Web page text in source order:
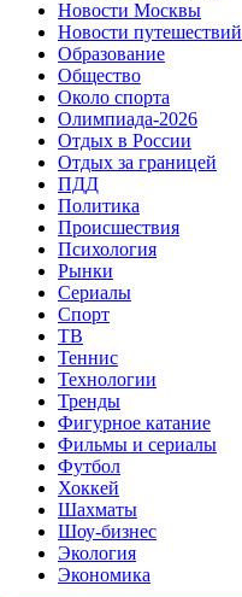
Новости Москвы
Новости путешествий
Образование
Общество
Около спорта
Олимпиада-2026
Отдых в России
Отдых за границей
ПДД
Политика
Происшествия
Психология
Рынки
Сериалы
Спорт
ТВ
Теннис
Технологии
Тренды
Фигурное катание
Фильмы и сериалы
Футбол
Хоккей
Шахматы
Шоу-бизнес
Экология
Экономика